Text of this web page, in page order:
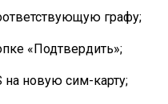
графу;
«Подтвердить»;
новую сим-карту;